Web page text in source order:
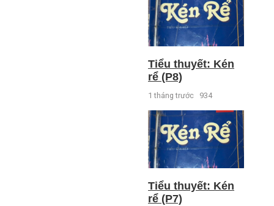
Tiểu thuyết: Kén
rể (P8)
1 tháng trước 934
Tiểu thuyết: Kén
rể (P7)